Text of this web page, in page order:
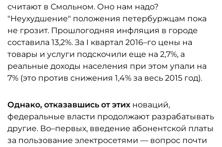
считают в Смольном. Оно нам надо?
"Неухудшение" положения петербуржцам пока
не грозит. Прошлогодняя инфляция в городе
составила 13,2%. За I квартал 2016–го цены на
товары и услуги подскочили еще на 2,7%, а
реальные доходы населения при этом упали на
7% (это против снижения 1,4% за весь 2015 год).
Однако, отказавшись от этих новаций,
федеральные власти продолжают разрабатывать
другие. Во–первых, введение абонентской платы
за пользование электросетями — вопрос почти